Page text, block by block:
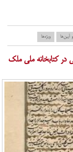
ویژه‌ها
کتابخانه ملی ملک